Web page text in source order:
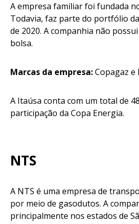
A empresa familiar foi fundada
Todavia, faz parte do portfólio
de 2020. A companhia não
bolsa.
Marcas da empresa:Copagaz e
A Itaúsa conta com um total de
participação da Copa Energia.
NTS
A NTS é uma empresa de
por meio de gasodutos. A
principalmente nos estados de